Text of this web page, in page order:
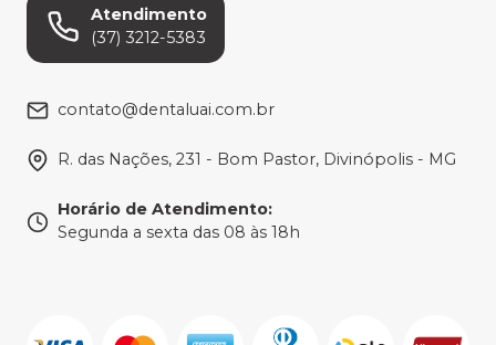
Atendimento
(37) 3212-5383
contato@dentaluai.com.br
R. das Nações, 231 - Bom Pastor, Divinópolis - MG
Horário de Atendimento:
Segunda a sexta das 08 às 18h